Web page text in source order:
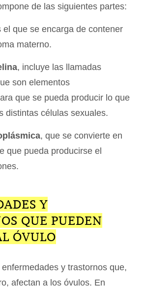
de las siguientes partes:
el que se encarga de contener
materno.
, incluye las llamadas
son elementos
que se pueda producir lo que
distintas células sexuales.
, que se convierte en
que pueda producirse el
Y
QUE PUEDEN
ÓVULO
y trastornos que,
afectan a los óvulos. En